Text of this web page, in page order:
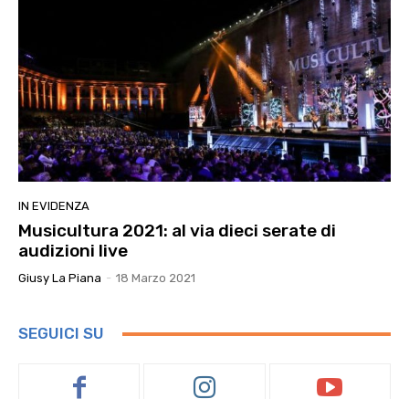
IN EVIDENZA
Musicultura 2021: al via dieci serate di
audizioni live
Giusy La Piana - 18 Marzo 2021
SEGUICI SU